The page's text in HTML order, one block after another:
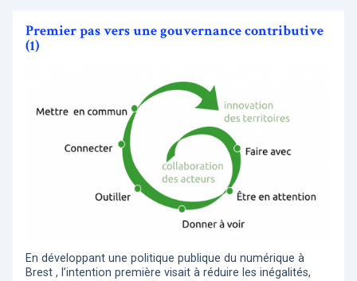
Premier pas vers une gouvernance contributive
(1)
En développant une politique publique du numérique à
Brest , l’intention première visait à réduire les inégalités,